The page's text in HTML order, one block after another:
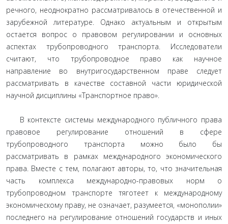
речного, неоднократно рассматривалось в отечественной и
зарубежной литературе. Однако актуальным и открытым
остается вопрос о правовом регулировании и основных
аспектах трубопроводного транспорта. Исследователи
считают, что трубопроводное право как научное
направление во внутригосударственном праве следует
рассматривать в качестве составной части юридической
научной дисциплины «Транспортное право».
В контексте системы международного публичного права
правовое регулирование отношений в сфере
трубопроводного транспорта можно было бы
рассматривать в рамках международного экономического
права. Вместе с тем, полагают авторы, то, что значительная
часть комплекса международно-правовых норм о
трубопроводном транспорте тяготеет к международному
экономическому праву, не означает, разумеется, «монополии»
последнего на регулирование отношений государств и иных